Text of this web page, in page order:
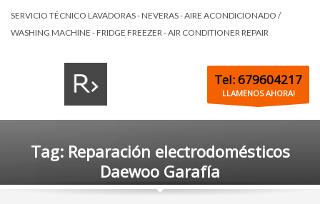
SERVICIO TÉCNICO LAVADORAS - NEVERAS - AIRE ACONDICIONADO /
WASHING MACHINE - FRIDGE FREEZER - AIR CONDITIONER REPAIR
Tel: 679604217
LLAMENOS AHORA!
Tag: Reparación electrodomésticos
Daewoo Garafía